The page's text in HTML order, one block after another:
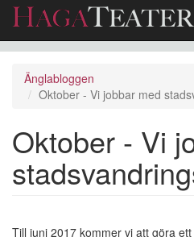
huvudinnehåll
Änglabloggen
Oktober - Vi jobbar med
Oktober - Vi
Till juni 2017 kommer vi att göra